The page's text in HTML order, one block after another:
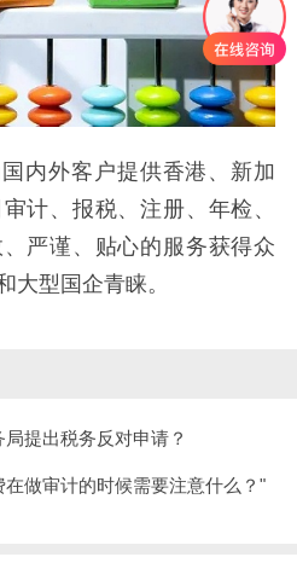
内外客户提供香港、新加
计、报税、注册、年检、
严谨、贴心的服务获得众
大型国企青睐。
提出税务反对申请？
做审计的时候需要注意什么？"